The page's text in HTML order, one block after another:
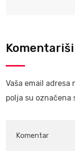
Komentariši
Vaša email
polja su označena